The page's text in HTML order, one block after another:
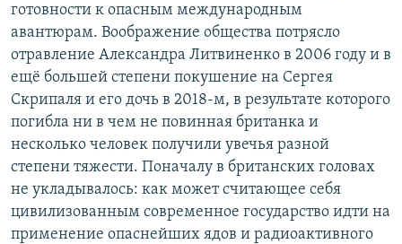
готовности к опасным международным
авантюрам. Воображение общества потрясло
отравление Александра Литвиненко в 2006 году и в
ещё большей степени покушение на Сергея
Скрипаля и его дочь в 2018-м, в результате которого
погибла ни в чем не повинная британка и
несколько человек получили увечья разной
степени тяжести. Поначалу в британских головах
не укладывалось: как может считающее себя
цивилизованным современное государство идти на
применение опаснейших ядов и радиоактивного